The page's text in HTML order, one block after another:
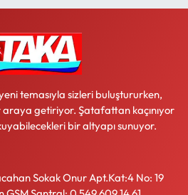
temasıyla sizleri buluştururken,
getiriyor. Şatafattan kaçınıyor
bir altyapı sunuyor.
Sokak Onur Apt.Kat:4 No: 19